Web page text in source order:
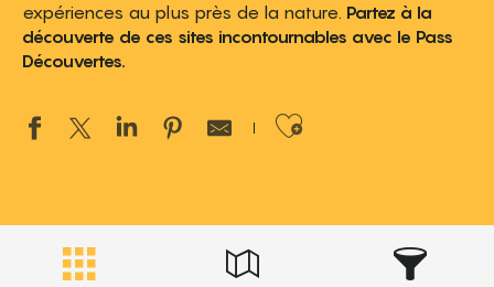
expériences au plus près de la nature. Partez à la
découverte de ces sites incontournables avec le Pass
Découvertes.
Ajouter aux